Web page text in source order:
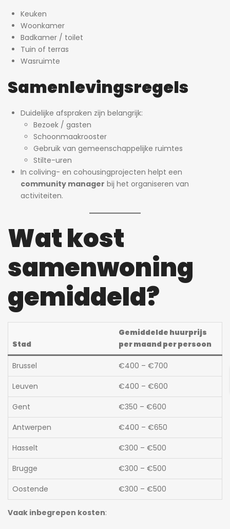
Keuken
Woonkamer
Badkamer / toilet
Tuin of terras
Wasruimte
Samenlevingsregels
Duidelijke afspraken zijn belangrijk:
Bezoek / gasten
Schoonmaakrooster
Gebruik van gemeenschappelijke ruimtes
Stilte-uren
In coliving- en cohousingprojecten helpt een
community manager bij het organiseren van
activiteiten.
Wat kost
samenwoning
gemiddeld?
Stad
Gemiddelde huurprijs
per maand per persoon
Brussel
€400 – €700
Leuven
€400 – €600
Gent
€350 – €600
Antwerpen
€400 – €650
Hasselt
€300 – €500
Brugge
€300 – €500
Oostende
€300 – €500
Vaak inbegrepen kosten: